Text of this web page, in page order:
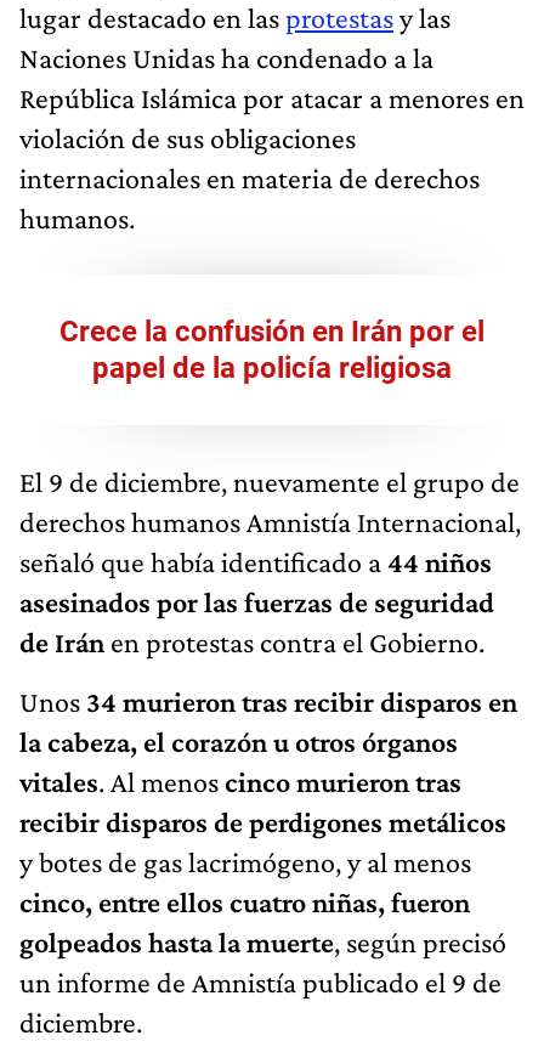
lugar destacado en lasprotestasy las
Naciones Unidas ha condenado a la
República Islámica por atacar a menores en
violación de sus obligaciones
internacionales en materia de derechos
humanos.
Crece la confusión en Irán por el
papel de la policía religiosa
El 9 de diciembre, nuevamente el grupo de
derechos humanos Amnistía Internacional,
señaló que había identificado a44 niños
asesinados por las fuerzas de seguridad
de Irán en protestas contra el Gobierno.
Unos 34 murieron tras recibir disparos en
la cabeza, el corazón u otros órganos
vitales. Al menoscinco murieron tras
recibir disparos de perdigones metálicos
y botes de gas lacrimógeno, y al menos
cinco, entre ellos cuatro niñas, fueron
golpeados hasta la muerte, según precisó
un informe de Amnistía publicado el 9 de
diciembre.